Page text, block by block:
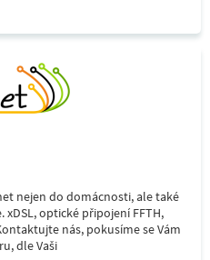
nejen do domácnosti, ale také
optické připojení FFTH,
nás, pokusíme se Vám
dle Vaši